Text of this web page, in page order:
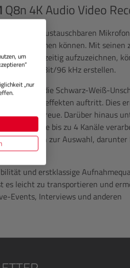
Q8n 4K Audio Video
mit austauschbaren
aufnehmen können. Mit seinen
gleichzeitig aufzuzeichnen,
bis zu 24 Bit/96 kHz erstellen.
Q8n-4K die Schwarz-Weiß-
Lichteffekten auftritt. Dies
Detailtreue. Darüber hinaus
V2.0, die bis zu 4 Kanäle
zur Auswahl,
und erstklassige
es leicht zu transportieren und
Events, Interviews und anderen
um
„nur